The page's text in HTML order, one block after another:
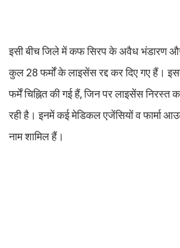
इसी बीच जिले में कफ सिरप के अवैध भंडारण
कुल 28 फर्मों के लाइसेंस रद्द कर दिए गए हैं।
फर्में चिह्नित की गई हैं, जिन पर लाइसेंस निरस्त
रही है। इनमें कई मेडिकल एजेंसियों व फार्मा
नाम शामिल हैं।